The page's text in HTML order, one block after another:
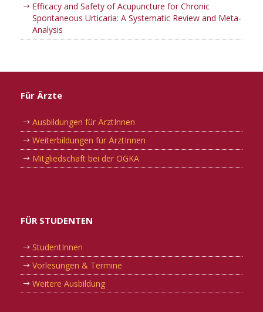
Efficacy and Safety of Acupuncture for Chronic
Spontaneous Urticaria: A Systematic Review and Meta-
Analysis
Für Ärzte
Ausbildungen für ÄrztInnen
Weiterbildungen für ÄrztInnen
Mitgliedschaft bei der OGKA
FÜR STUDENTEN
StudentInnen
Vorlesungen & Termine
Weitere Ausbildung